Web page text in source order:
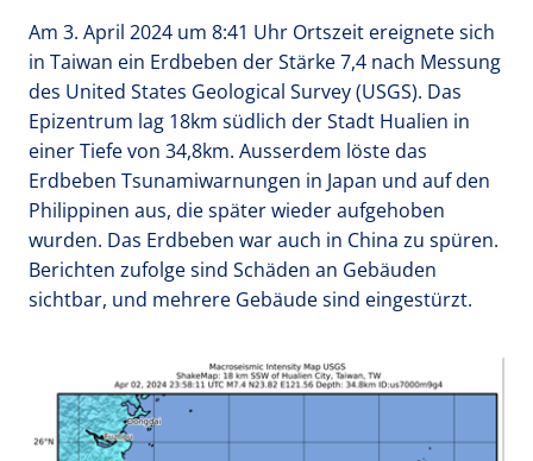
Am 3. April 2024 um 8:41 Uhr Ortszeit ereignete sich
in Taiwan ein Erdbeben der Stärke 7,4 nach Messung
des United States Geological Survey (USGS). Das
Epizentrum lag 18km südlich der Stadt Hualien in
einer Tiefe von 34,8km. Ausserdem löste das
Erdbeben Tsunamiwarnungen in Japan und auf den
Philippinen aus, die später wieder aufgehoben
wurden. Das Erdbeben war auch in China zu spüren.
Berichten zufolge sind Schäden an Gebäuden
sichtbar, und mehrere Gebäude sind eingestürzt.